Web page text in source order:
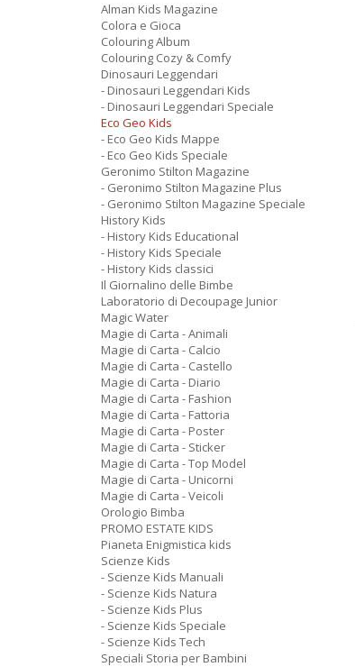
G
ERONIMO STILTON MAGAZINE SPECIALE N.6
Matematica È Facile
Digitale
3.50 €
HISTORY KIDS 2022 SPECIALE N.1
Antico Egitto
Cartacea
5.90 €
Alman Kids Magazine
Colora e Gioca
Colouring Album
Colouring Cozy & Comfy
Dinosauri Leggendari
- Dinosauri Leggendari Kids
- Dinosauri Leggendari Speciale
Eco Geo Kids
- Eco Geo Kids Mappe
- Eco Geo Kids Speciale
Geronimo Stilton Magazine
- Geronimo Stilton Magazine Plus
- Geronimo Stilton Magazine Speciale
History Kids
- History Kids Educational
- History Kids Speciale
- History Kids classici
Il Giornalino delle Bimbe
Laboratorio di Decoupage Junior
Magic Water
Magie di Carta - Animali
Magie di Carta - Calcio
Magie di Carta - Castello
Magie di Carta - Diario
Magie di Carta - Fashion
Magie di Carta - Fattoria
Magie di Carta - Poster
Magie di Carta - Sticker
Magie di Carta - Top Model
Magie di Carta - Unicorni
Magie di Carta - Veicoli
Orologio Bimba
PROMO ESTATE KIDS
Pianeta Enigmistica kids
Scienze Kids
- Scienze Kids Manuali
- Scienze Kids Natura
- Scienze Kids Plus
- Scienze Kids Speciale
- Scienze Kids Tech
Speciali Storia per Bambini